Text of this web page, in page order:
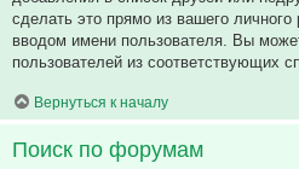
сделать это прямо из вашего
вводом имени пользователя. Вы
пользователей из соответствующих
Вернуться к началу
Поиск по форумам